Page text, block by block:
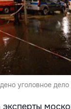
уголовное дело